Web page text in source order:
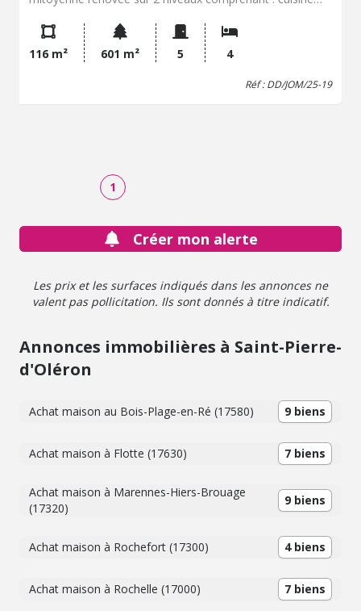
couloir desservant 4 chambres, 2 salles d'eau, un w.c. et 2
débarras. Atelier, grand garage d'environ 31,50 m2.
Terrasse bois donnant dans jardin sur 601 m2. A saisir.
116 m² 601 m² 5 4
Réf : DD/JOM/25-19
1
Créer mon alerte
Les prix et les surfaces indiqués dans les annonces ne
valent pas pollicitation. Ils sont donnés à titre indicatif.
Annonces immobilières à Saint-Pierre-
d'Oléron
Achat maison au Bois-Plage-en-Ré (17580) 9 biens
Achat maison à Flotte (17630) 7 biens
Achat maison à Marennes-Hiers-Brouage
(17320)
9 biens
Achat maison à Rochefort (17300) 4 biens
Achat maison à Rochelle (17000) 7 biens